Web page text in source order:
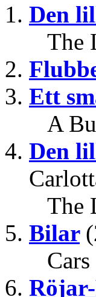
Den
The
Ett
A
Den
The
Bilar
Cars